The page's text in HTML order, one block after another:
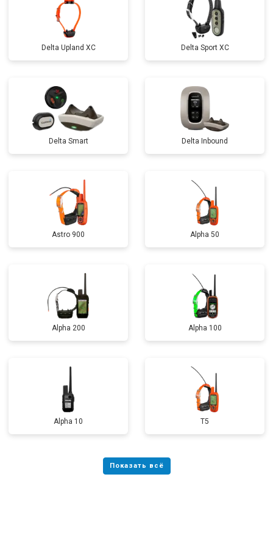
Delta Upland XC Delta Sport XC
Delta Smart Delta Inbound
Astro 900 Alpha 50
Alpha 200 Alpha 100
Alpha 10 T5